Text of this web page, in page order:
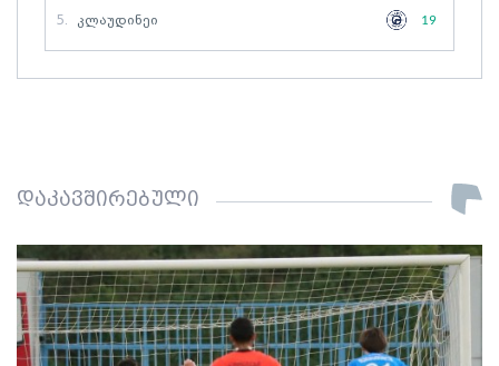
5. Კლაუდინეი 19
დაკავშირებული